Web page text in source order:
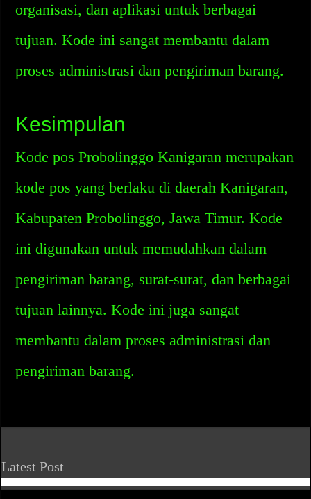
organisasi, dan aplikasi untuk berbagai
tujuan. Kode ini sangat membantu dalam
proses administrasi dan pengiriman barang.
Kesimpulan
Kode pos Probolinggo Kanigaran merupakan
kode pos yang berlaku di daerah Kanigaran,
Kabupaten Probolinggo, Jawa Timur. Kode
ini digunakan untuk memudahkan dalam
pengiriman barang, surat-surat, dan berbagai
tujuan lainnya. Kode ini juga sangat
membantu dalam proses administrasi dan
pengiriman barang.
Latest Post